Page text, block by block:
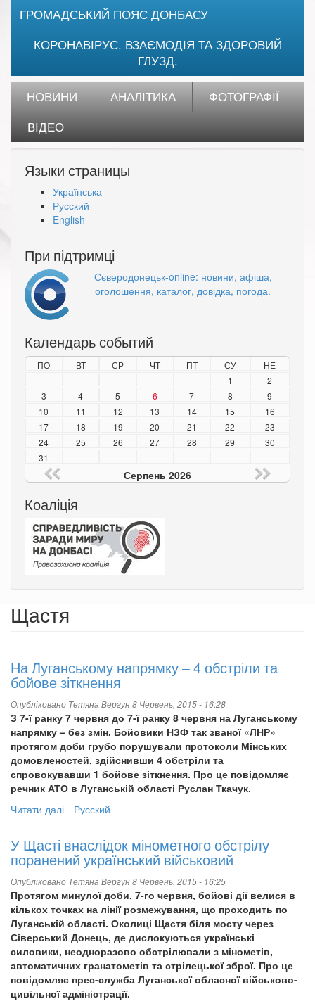
ГРОМАДСЬКИЙ ПОЯС ДОНБАСУ
КОРОНАВІРУС. ВЗАЄМОДІЯ ТА ЗДОРОВИЙ
ГЛУЗД.
НОВИНИ АНАЛІТИКА
ФОТОГРАФІЇ
ВІДЕО
Языки страницы
Українська
Русский
English
При підтримці
Сєверодонецьк-online: новини, афіша,
оголошення, каталог, довідка, погода.
Календарь событий
ПО ВТ СР ЧТ ПТ СУ
НЕ
1
2
3
4 5 6 7 8
9
10
11 12 13 14 15
16
17
18 19 20 21 22
23
24
25 26 27 28 29
30
31
Серпень 2026
Коаліція
Щастя
На Луганському напрямку – 4 обстріли та
бойове зіткнення
Опубліковано Тетяна Вергун8 Червень, 2015 - 16:28
З 7-ї ранку 7 червня до 7-ї ранку 8 червня на Луганському
напрямку – без змін. Бойовики НЗФ так званої «ЛНР»
протягом доби грубо порушували протоколи Мінських
домовленостей, здійснивши 4 обстріли та
спровокувавши 1 бойове зіткнення. Про це повідомляє
речник АТО в Луганській області Руслан Ткачук.
Читати далі про
Луганському
напрямку
–
4
обстріли
та
бойове
зіткнення
Русский
У Щасті внаслідок мінометного обстрілу
поранений український військовий
Опубліковано Тетяна Вергун8 Червень, 2015 - 16:25
Протягом минулої доби, 7-го червня, бойові дії велися в
кількох точках на лінії розмежування, що проходить по
Луганській області. Околиці Щастя біля мосту через
Сіверський Донець, де дислокуються українські
силовики, неодноразово обстрілювали з мінометів,
автоматичних гранатометів та стрілецької зброї. Про це
повідомляє прес-служба Луганської обласної військово-
цивільної адміністрації.